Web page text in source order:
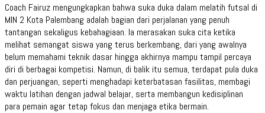
Coach Fairuz mengungkapkan bahwa suka duka dalam melatih futsal di
MIN 2 Kota Palembang adalah bagian dari perjalanan yang penuh
tantangan sekaligus kebahagiaan. Ia merasakan suka cita ketika
melihat semangat siswa yang terus berkembang, dari yang awalnya
belum memahami teknik dasar hingga akhirnya mampu tampil percaya
diri di berbagai kompetisi. Namun, di balik itu semua, terdapat pula duka
dan perjuangan, seperti menghadapi keterbatasan fasilitas, membagi
waktu latihan dengan jadwal belajar, serta membangun kedisiplinan
para pemain agar tetap fokus dan menjaga etika bermain.